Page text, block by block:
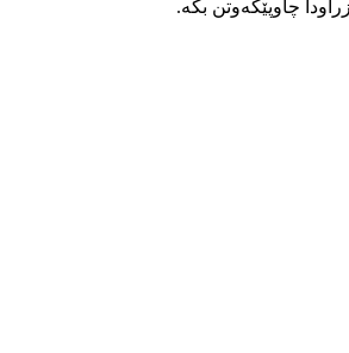
چاوپێکەوتن بکە.